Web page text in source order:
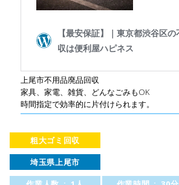
上尾市不用品廃品回収
家具、家電、雑貨、どんなごみもOK
時間指定で効率的に片付けられます。
粗大ゴミ回収
埼玉県上尾市